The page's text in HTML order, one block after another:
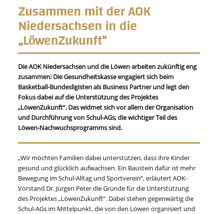
Zusammen mit der AOK
Niedersachsen in die
„LöwenZukunft“
Die AOK Niedersachsen und die Löwen arbeiten zukünftig eng
zusammen: Die Gesundheitskasse engagiert sich beim
Basketball-Bundesligisten als Business Partner und legt den
Fokus dabei auf die Unterstützung des Projektes
„LöwenZukunft“. Das widmet sich vor allem der Organisation
und Durchführung von Schul-AGs, die wichtiger Teil des
Löwen-Nachwuchsprogramms sind.
„Wir möchten Familien dabei unterstützen, dass ihre Kinder
gesund und glücklich aufwachsen. Ein Baustein dafür ist mehr
Bewegung im Schul-Alltag und Sportverein“, erläutert AOK-
Vorstand Dr. Jürgen Peter die Gründe für die Unterstützung
des Projektes „LöwenZukunft“. Dabei stehen gegenwärtig die
Schul-AGs im Mittelpunkt, die von den Löwen organisiert und